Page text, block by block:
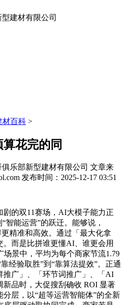
材百科 >
花完的同
乐部新型建材有限公司 文章来
发布时间：2025-12-17 03:51
的双11赛场，AI大模子能力正
智能运营”的跃迁。能够说，
精准和高效。通过「最大化拿
而是比拼谁更懂AI、谁更会用
景中，平均为每个商家节流1.79
经验取胜”到“靠算法提效”。正通
推广」、「环节词推广」、「AI
品时，大促搜刮确收 ROI 显著
层，以“超等运营智能体”的全新